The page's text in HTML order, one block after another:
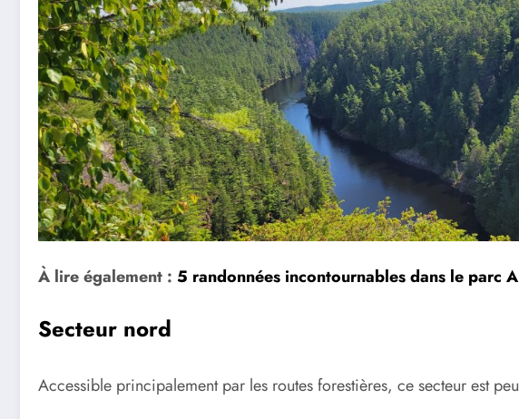
À lire également : 5 randonnées incontournables dans le parc
Secteur nord
Accessible principalement par les routes forestières, ce secteur est